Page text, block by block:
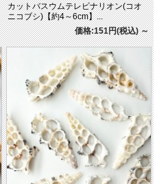
カットバスウムテレビナリオン(コオ
ニコブシ)【約4～6cm】...
価格:151円(税込)～